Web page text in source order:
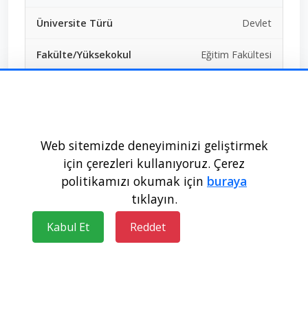
Devlet
Eğitim Fakültesi
Ücretsiz
30+1+0+0+0
Web sitemizde deneyiminizi geliştirmek
için çerezleri kullanıyoruz. Çerez
politikamızı okumak için buraya
tıklayın.
Kabul Et Reddet